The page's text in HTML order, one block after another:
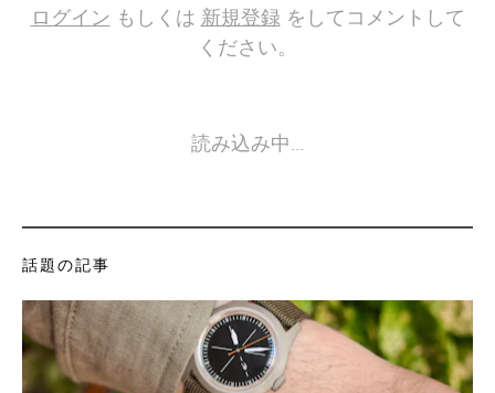
ログイン もしくは 新規登録をしてコメントして
ください。
読み込み中…
話題の記事